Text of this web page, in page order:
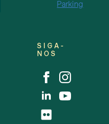
Parking
SIGA-
NOS